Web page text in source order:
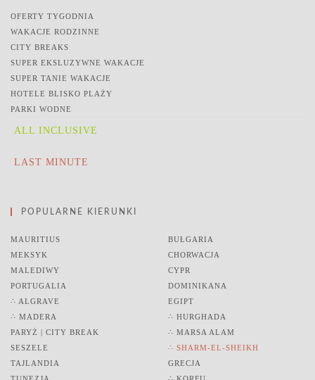
OFERTY TYGODNIA
WAKACJE RODZINNE
CITY BREAKS
SUPER EKSLUZYWNE WAKACJE
SUPER TANIE WAKACJE
HOTELE BLISKO PLAŻY
PARKI WODNE
ALL INCLUSIVE
LAST MINUTE
POPULARNE KIERUNKI
MAURITIUS
MEKSYK
MALEDIWY
PORTUGALIA
∴ ALGRAVE
∴ MADERA
PARYŻ | CITY BREAK
SESZELE
TAJLANDIA
BUŁGARIA
CHORWACJA
CYPR
DOMINIKANA
EGIPT
∴ HURGHADA
∴ MARSA ALAM
∴ SHARM-EL-SHEIKH
GRECJA